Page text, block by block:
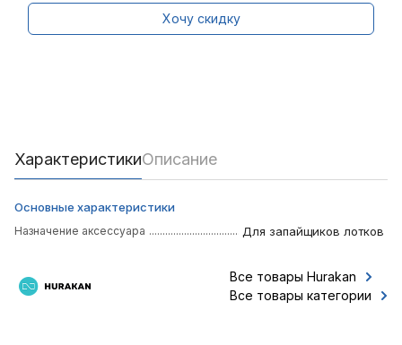
Хочу скидку
ХарактеристикиОписание
Основные характеристики
Назначение аксессуара Для запайщиков лотков
Все товары Hurakan
Все товары категории